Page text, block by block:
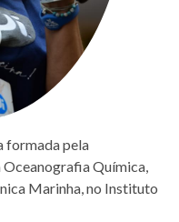
formada pela
Química,
Marinha, no Instituto